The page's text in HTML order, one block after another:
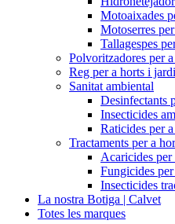
Motoaixades
Motoserres
Tallagespes
Polvoritzadores per
Reg per a horts i
Sanitat ambiental
Desinfectants
Insecticides
Raticides per
Tractaments per a
Acaricides
Fungicides
Insecticides
La nostra Botiga | Calvet
Totes les marques